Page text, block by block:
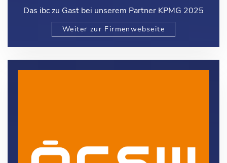
Das ibc zu Gast bei unserem Partner KPMG 2025
Weiter zur Firmenwebseite